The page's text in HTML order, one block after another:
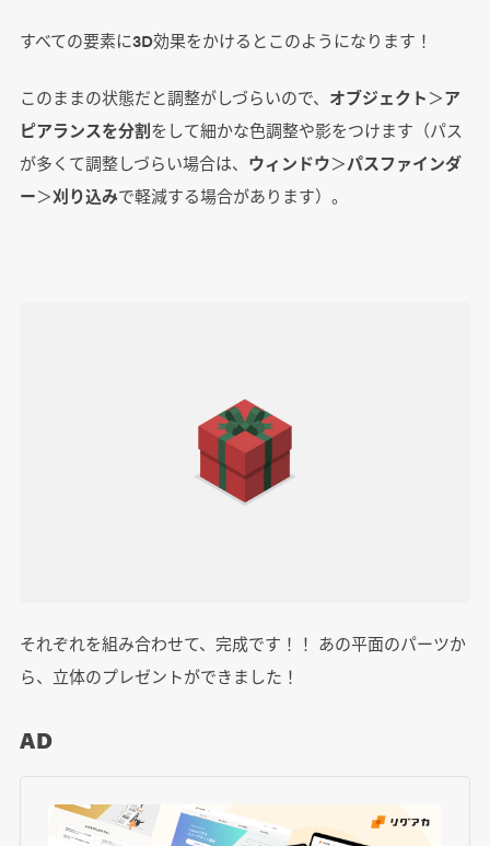
すべての要素に3D効果をかけるとこのようになります！
このままの状態だと調整がしづらいので、 オブジェクト＞ア
ピアランスを分割をして細かな色調整や影をつけます（パス
が多くて調整しづらい場合は、 ウィンドウ＞パスファインダ
ー＞刈り込みで軽減する場合があります）。
それぞれを組み合わせて、完成です！！ あの平面のパーツか
ら、立体のプレゼントができました！
AD